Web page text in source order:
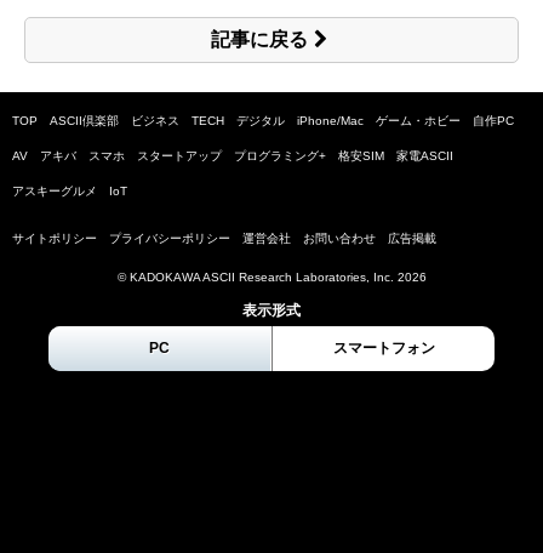
記事に戻る
TOP ASCII倶楽部 ビジネス TECH デジタル iPhone/Mac ゲーム・ホビー 自作PC
AV アキバ スマホ スタートアップ プログラミング+ 格安SIM 家電ASCII
アスキーグルメ IoT
サイトポリシー プライバシーポリシー 運営会社 お問い合わせ 広告掲載
© KADOKAWA ASCII Research Laboratories, Inc. 2026
表示形式
PC スマートフォン